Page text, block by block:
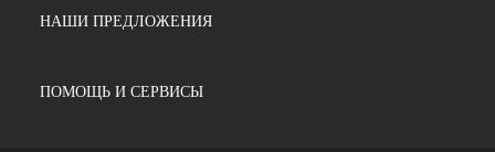
НАШИ ПРЕДЛОЖЕНИЯ
ПОМОЩЬ И СЕРВИСЫ